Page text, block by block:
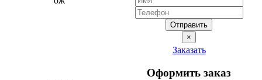
Отправить
×
Заказать
Оформить заказ